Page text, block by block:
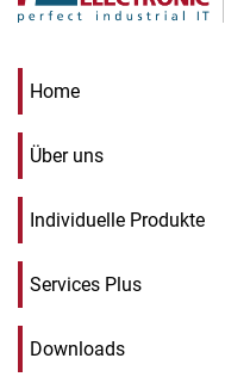
Home
Über uns
Individuelle Produkte
Services Plus
Downloads